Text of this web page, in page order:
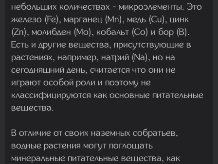
небольших количествах - микроэлементы. Это
железо (Fe), марганец (Mn), медь (Cu), цинк
(Zn), молибден (Mo), кобальт (Co) и бор (B).
Есть и другие вещества, присутствующие в
растениях, например, натрий (Na), но на
сегодняшний день, считается что они не
играют особой роли и поэтому не
классифицируются как основные питательные
вещества.
В отличие от своих наземных собратьев,
водные растения могут поглощать
минеральные питательные вещества, как